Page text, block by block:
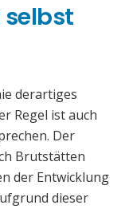
derartiges
Regel ist auch
Der
Brutstätten
der Entwicklung
dieser